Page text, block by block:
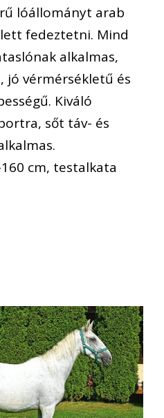
lóállományt arab
fedeztetni. Mind
alkalmas,
jó vérmérsékletű és
Kiváló
sőt táv- és
cm, testalkata